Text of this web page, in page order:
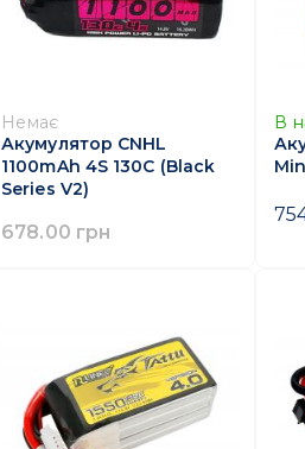
Немає
Акумулятор CNHL
1100mAh 4S 130C (Black
Series V2)
678.00 грн
В